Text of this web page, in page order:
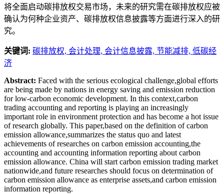
将全面启动碳排放权交易市场，未来的研究需在碳排放权应被
确认为何种企业资产、碳排放权信息披露等方面进行深入的研
究。
关键词: 碳排放权, 会计处理, 会计信息披露, 节能减排, 低碳经
济
Abstract: Faced with the serious ecological challenge,global efforts
are being made by nations in energy saving and emission reduction
for low-carbon economic development. In this context,carbon
trading accounting and reporting is playing an increasingly
important role in environment protection and has become a hot issue
of research globally. This paper,based on the definition of carbon
emission allowance,summarizes the status quo and latest
achievements of researches on carbon emission accounting,the
accounting and accounting information reporting about carbon
emission allowance. China will start carbon emission trading market
nationwide,and future researches should focus on determination of
carbon emission allowance as enterprise assets,and carbon emission
information reporting.